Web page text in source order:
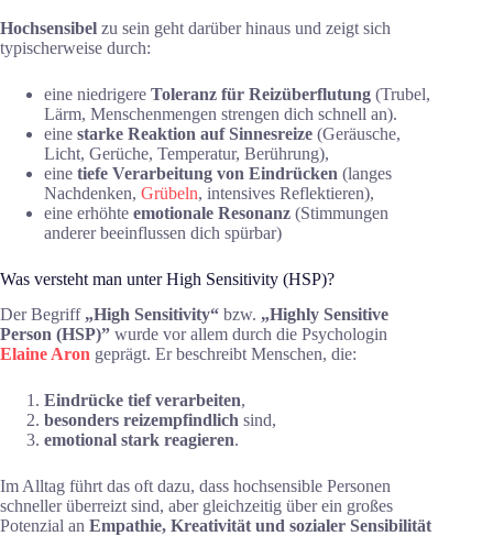
Hochsensibel zu sein geht darüber hinaus und zeigt sich
typischerweise durch:
eine niedrigere Toleranz für Reizüberflutung (Trubel,
Lärm, Menschenmengen strengen dich schnell an).
eine starke Reaktion auf Sinnesreize (Geräusche,
Licht, Gerüche, Temperatur, Berührung),
eine tiefe Verarbeitung von Eindrücken (langes
Nachdenken, Grübeln, intensives Reflektieren),
eine erhöhte emotionale Resonanz (Stimmungen
anderer beeinflussen dich spürbar)
Was versteht man unter High Sensitivity (HSP)?
Der Begriff „High Sensitivity“ bzw. „Highly Sensitive
Person (HSP)” wurde vor allem durch die Psychologin
Elaine Aron geprägt. Er beschreibt Menschen, die:
Eindrücke tief verarbeiten,
besonders reizempfindlich sind,
emotional stark reagieren.
Im Alltag führt das oft dazu, dass hochsensible Personen
schneller überreizt sind, aber gleichzeitig über ein großes
Potenzial an Empathie, Kreativität und sozialer Sensibilität